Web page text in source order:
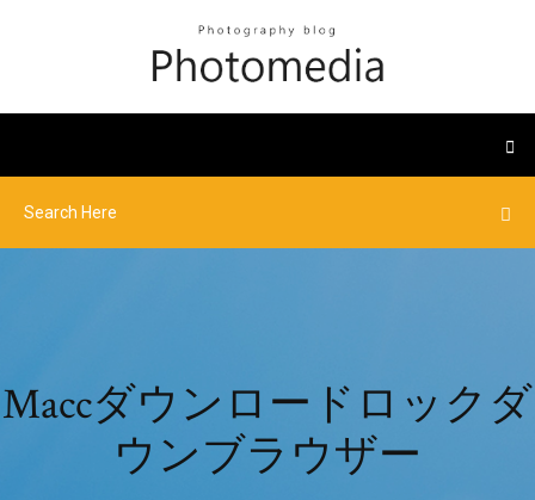
Maccダウンロードロックダ
ウンブラウザー